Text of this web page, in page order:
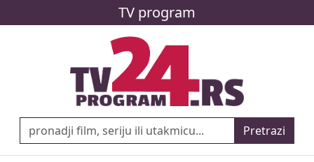
TV program
Pretrazi